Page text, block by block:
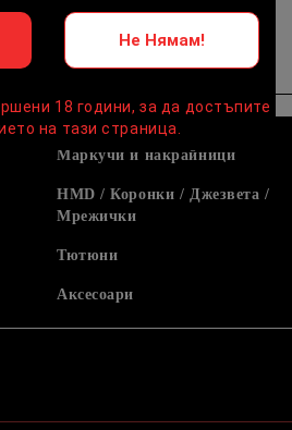
Маркучи и накрайници
HMD / Коронки / Джезвета /
Мрежички
Тютюни
Аксесоари
Не Нямам!
18 години, за да достъпите
на тази страница.